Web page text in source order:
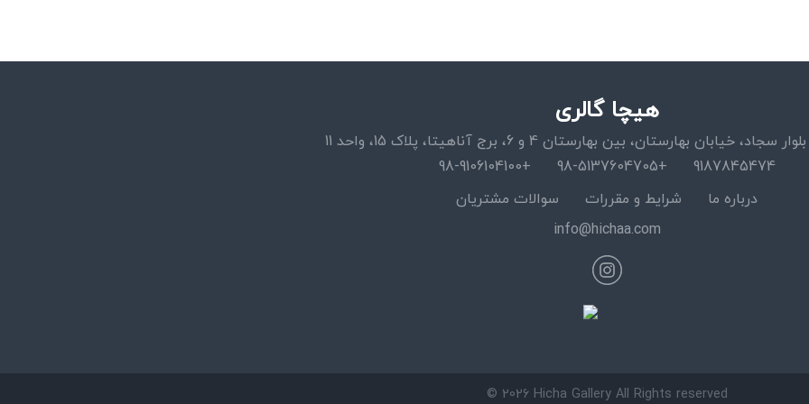
هیچا گالری
خیابان بهارستان، بین بهارستان 4 و 6، برج آناهیتا، پلاک 15، واحد 11
9187845474
+98-5137604705
+98-9106104100
درباره ما
شرایط و مقررات
سوالات مشتریان
info@hichaa.com
© 2026 Hicha Gallery All Rights reserved